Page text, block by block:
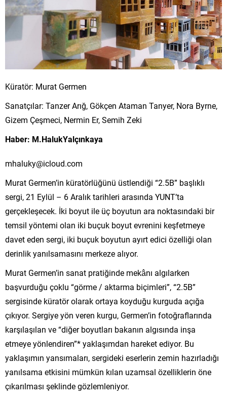
Küratör: Murat Germen
Sanatçılar: Tanzer Arığ, Gökçen Ataman Tanyer, Nora Byrne,
Gizem Çeşmeci, Nermin Er, Semih Zeki
Haber: M.HalukYalçınkaya
mhaluky@icloud.com
Murat Germen’in küratörlüğünü üstlendiği “2.5B” başlıklı
sergi, 21 Eylül – 6 Aralık tarihleri arasında YUNT’ta
gerçekleşecek. İki boyut ile üç boyutun ara noktasındaki bir
temsil yöntemi olan iki buçuk boyut evrenini keşfetmeye
davet eden sergi, iki buçuk boyutun ayırt edici özelliği olan
derinlik yanılsamasını merkeze alıyor.
Murat Germen’in sanat pratiğinde mekânı algılarken
başvurduğu çoklu “görme / aktarma biçimleri”, “2.5B”
sergisinde küratör olarak ortaya koyduğu kurguda açığa
çıkıyor. Sergiye yön veren kurgu, Germen’in fotoğraflarında
karşılaşılan ve “diğer boyutları bakanın algısında inşa
etmeye yönlendiren”* yaklaşımdan hareket ediyor. Bu
yaklaşımın yansımaları, sergideki eserlerin zemin hazırladığı
yanılsama etkisini mümkün kılan uzamsal özelliklerin öne
çıkarılması şeklinde gözlemleniyor.